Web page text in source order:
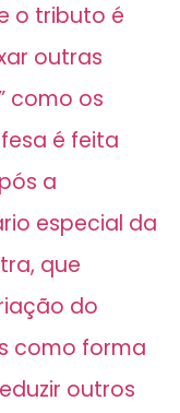
o tributo é
outras
como os
é feita
a
especial da
que
do
como forma
outros